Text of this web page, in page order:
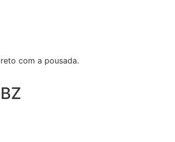
com a pousada.